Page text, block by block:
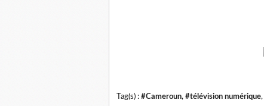
Tag(s) : #Cameroun, #télévision numérique,